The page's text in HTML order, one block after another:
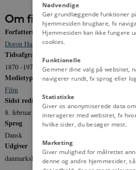
Om filmen
Forfatter(e)
Doron Haahr ,Esben Kjær Ravn
Tidsafgrænsning
1870 -1972
Medietype
Film
Sidst redigeret
8. februar 2012
Sprog
Dansk
Udgiver
danmarkshistorien.dk
Nødvendige
Gør grundlæggende funktioner
hjemmesiden brugbare, fx
Hjemmesiden kan ikke fungere
cookies.
Funktionelle
Gemmer dine valg på websitet,
navigerer rundt, fx sprog eller
Statistiske
Giver os anonymiserede data
interagerer med websitet, fx
hvilke sider, du besøger mest.
Marketing
Giver mulighed for målrettet
denne og andre hjemmesider,